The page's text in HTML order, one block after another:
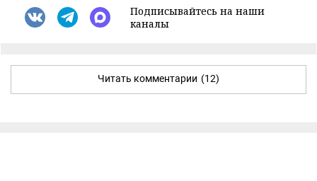
Подписывайтесь на наши
каналы
Читать комментарии (12)